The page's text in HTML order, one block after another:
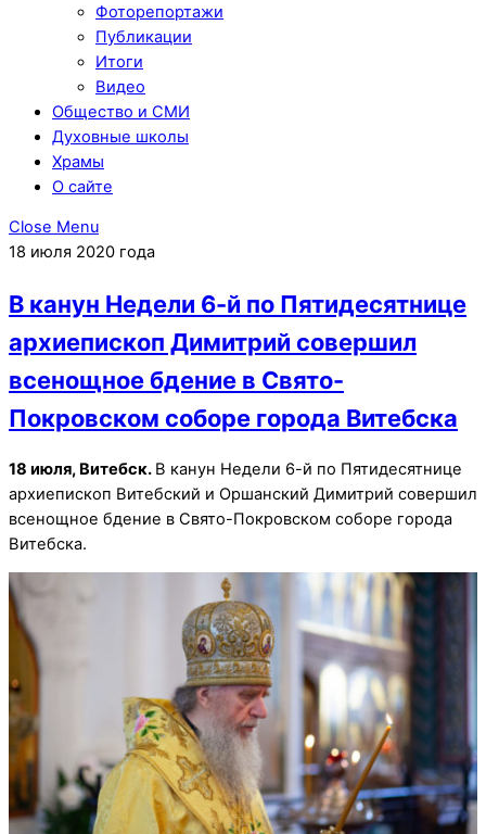
Фоторепортажи
Публикации
Итоги
Видео
Общество и СМИ
Духовные школы
Храмы
О сайте
Close Menu
18 июля 2020 года
В канун Недели 6-й по Пятидесятнице
архиепископ Димитрий совершил
всенощное бдение в Свято-
Покровском соборе города Витебска
18 июля, Витебск. В канун Недели 6-й по Пятидесятнице
архиепископ Витебский и Оршанский Димитрий совершил
всенощное бдение в Свято-Покровском соборе города
Витебска.